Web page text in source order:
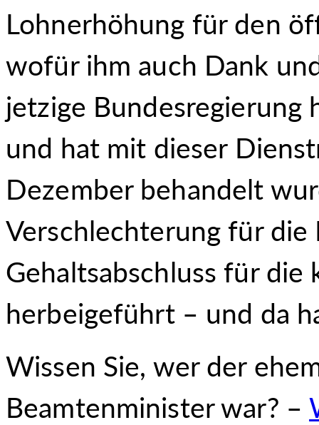
Lohnerhöhung für den
wofür ihm auch Dank
jetzige Bundesregierung
und hat mit dieser
Dezember behandelt
Verschlechterung für
Gehaltsabschluss für die
herbeigeführt – und da
Wissen Sie, wer der
Beamtenminister war? –